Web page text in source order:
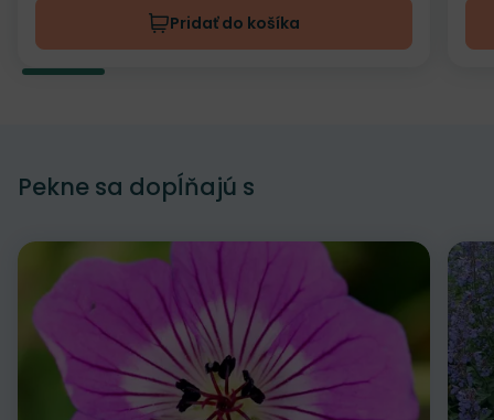
Pridať do košíka
Pekne sa dopĺňajú s